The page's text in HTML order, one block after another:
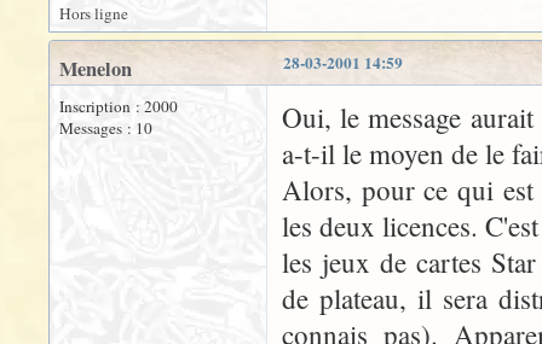
Hors ligne
28-03-2001 14:59
Menelon
Inscription : 2000
Messages : 10
Oui, le message
a-t-il le moyen de le
Alors, pour ce qui
les deux licences.
les jeux de cartes
de plateau, il sera
connais pas).